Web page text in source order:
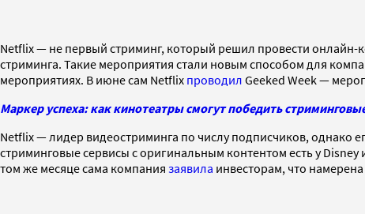
Netflix — не первый стриминг, который решил провести
стриминга. Такие мероприятия стали новым способом для
мероприятиях. В июне сам Netflix проводил Geeked Week —
Маркер успеха: как кинотеатры смогут победить
Netflix — лидер видеостриминга по числу подписчиков, однако
стриминговые сервисы с оригинальным контентом есть у
том же месяце сама компания заявила инвесторам, что